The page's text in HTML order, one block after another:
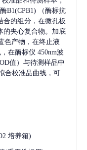
B1(CPB1)
（酶标抗
合的组分，在微孔板
的夹心复合物。加底
色产物，在终止液
在酶标仪 450nm波
值）与待测样品中
合校准品曲线，可
培养箱)